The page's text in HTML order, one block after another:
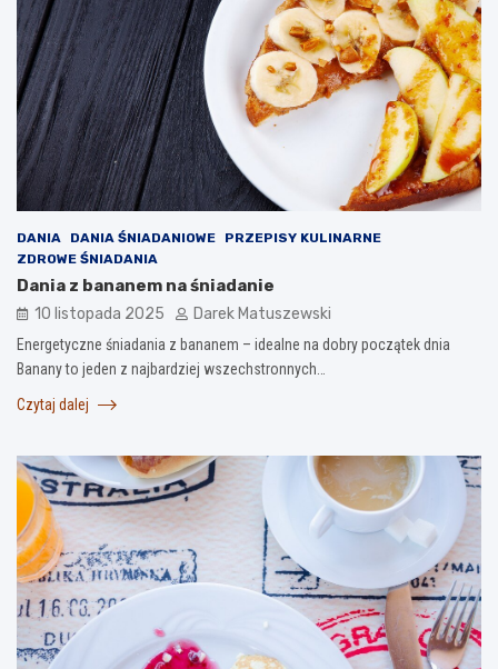
DANIA DANIA ŚNIADANIOWE
PRZEPISY KULINARNE
ZDROWE ŚNIADANIA
Dania z bananem na śniadanie
10 listopada 2025 Darek Matuszewski
Energetyczne śniadania z bananem – idealne na dobry początek dnia
Banany to jeden z najbardziej wszechstronnych…
Czytaj dalej